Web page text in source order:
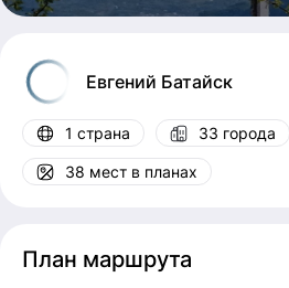
Евгений Батайск
1 страна 33 города
38 мест в планах
План маршрута